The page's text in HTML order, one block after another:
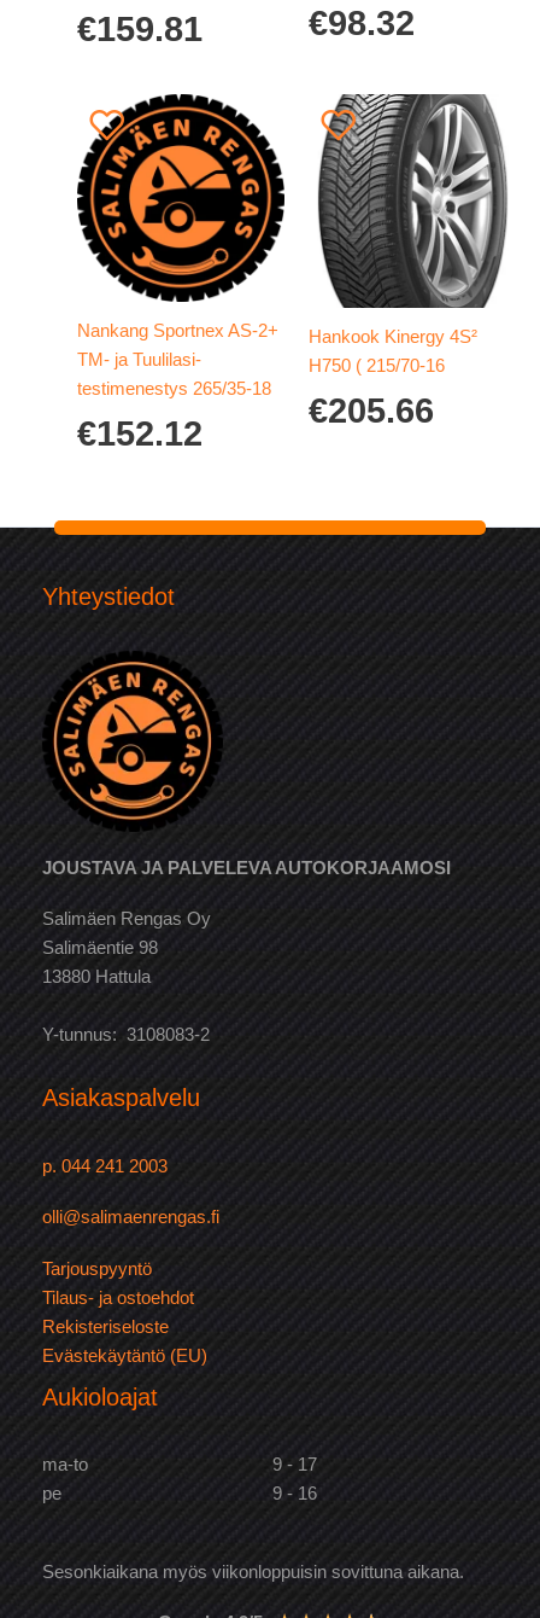
€159.81 €98.32
Nankang Sportnex AS-2+
TM- ja Tuulilasi-
testimenestys 265/35-18
€152.12
Hankook Kinergy 4S²
H750 ( 215/70-16
€205.66
Yhteystiedot
JOUSTAVA JA PALVELEVA AUTOKORJAAMOSI
Salimäen Rengas Oy
Salimäentie 98
13880 Hattula
Y-tunnus: 3108083-2
Asiakaspalvelu
p. 044 241 2003
olli@salimaenrengas.fi
Tarjouspyyntö
Tilaus- ja ostoehdot
Rekisteriseloste
Evästekäytäntö (EU)
Aukioloajat
ma-to
9 - 17
pe
9 - 16
Sesonkiaikana myös viikonloppuisin sovittuna aikana.